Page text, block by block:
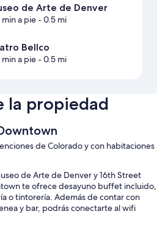
de Arte de Denver
min a pie- 0.5 mi
Bellco
min a pie- 0.5 mi
la propiedad
de Colorado y con habitaciones
de Arte de Denver y 16th Street
te ofrece desayuno buffet incluido,
o tintorería. Además de contar con
y bar, podrás conectarte al wifi